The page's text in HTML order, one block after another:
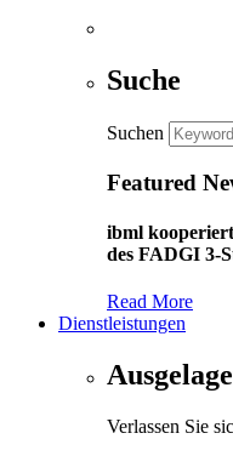
Suche
Suchen
Featured
ibml
des FADGI 3-
Read More
Dienstleistungen
Verlassen Sie